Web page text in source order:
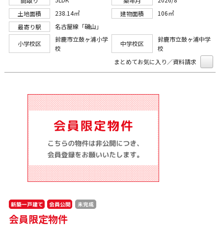
土地面積
238.14㎡ 建物面積
106㎡
最寄り駅
名古屋線「磯山」
小学校区
鈴鹿市立鼓ヶ浦小学
校
中学校区
鈴鹿市立鼓ヶ浦中学
校
まとめてお気に入り／資料請求
新築一戸建て 会員公開 未完成
会員限定物件